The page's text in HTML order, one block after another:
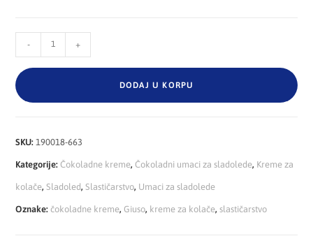
- +
DODAJ U KORPU
SKU:190018-663
Kategorije: Čokoladne kreme, Čokoladni umaci za sladolede, Kreme za
kolače,Sladoled,Slastičarstvo, Umaci za sladolede
Oznake: čokoladne kreme, Giuso, kreme za kolače, slastičarstvo